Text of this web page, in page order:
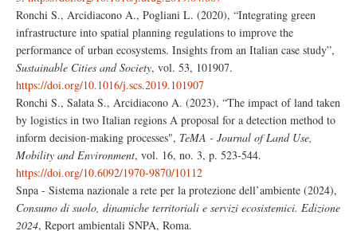
Ronchi S., Arcidiacono A., Pogliani L. (2020), “Integrating green
infrastructure into spatial planning regulations to improve the
performance of urban ecosystems. Insights from an Italian case study”,
Sustainable Cities and Society, vol. 53, 101907.
https://doi.org/10.1016/j.scs.2019.101907
Ronchi S., Salata S., Arcidiacono A. (2023), “The impact of land taken
by logistics in two Italian regions A proposal for a detection method to
inform decision-making processes", TeMA - Journal of Land Use,
Mobility and Environment, vol. 16, no. 3, p. 523-544.
https://doi.org/10.6092/1970-9870/10112
Snpa - Sistema nazionale a rete per la protezione dell’ambiente (2024),
Consumo di suolo, dinamiche territoriali e servizi ecosistemici. Edizione
2024, Report ambientali SNPA, Roma.